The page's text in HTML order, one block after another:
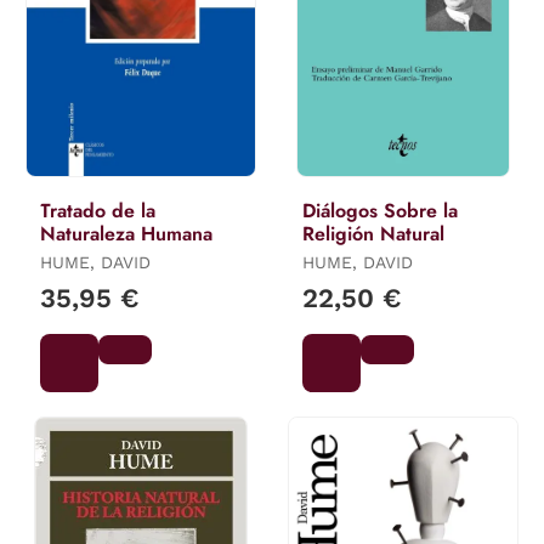
Tratado de la
Naturaleza Humana
HUME, DAVID
35,95 €
Diálogos Sobre la
Religión Natural
HUME, DAVID
22,50 €